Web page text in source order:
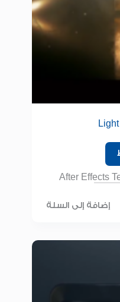
After Effects
إضافة إلى السلة